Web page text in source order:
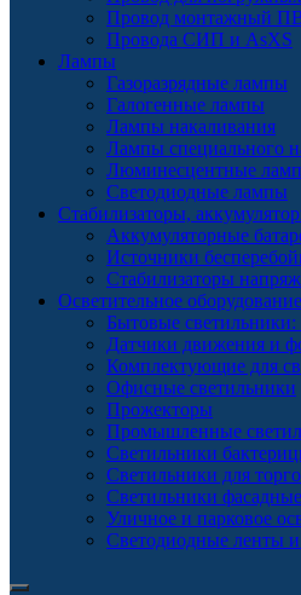
Провод монтажный
Провода СИП и AsXS
Лампы
Газоразрядные лампы
Галогенные лампы
Лампы накаливания
Лампы специального
Люминесцентные
Светодиодные лампы
Стабилизаторы,
Аккумуляторные
Источники
Стабилизаторы
Осветительное оборудование
Бытовые
Датчики движения и
Комплектующие для
Офисные светильники
Прожекторы
Промышленные
Светильники
Светильники для
Светильники
Уличное и парковое
Светодиодные ленты